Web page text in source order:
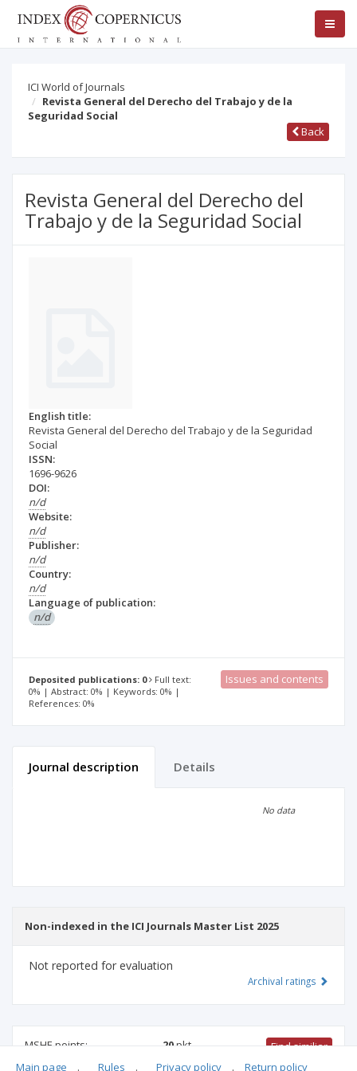
ICI World of Journals
Revista General del Derecho del Trabajo y de la
Seguridad Social
Back
Revista General del Derecho del
Trabajo y de la Seguridad Social
English title:
Revista General del Derecho del Trabajo y de la Seguridad
Social
ISSN:
1696-9626
DOI:
n/d
Website:
n/d
Publisher:
n/d
Country:
n/d
Language of publication:
n/d
Deposited publications: 0
Full text:
0% | Abstract: 0% | Keywords: 0% |
References: 0%
Issues and contents
Journal description Details
No data
Non-indexed in the ICI Journals Master List 2025
Not reported for evaluation
Archival ratings
MSHE points: 20pkt
Find similiar
Main page
. Rules . Privacy policy . Return policy